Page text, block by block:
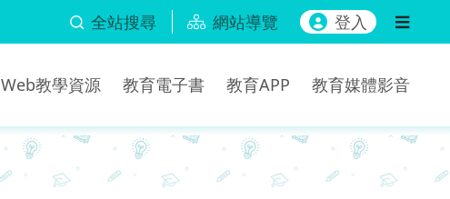
全站搜尋 網站導覽 登入
Web教學資源 教育電子書 教育APP 教育媒體影音